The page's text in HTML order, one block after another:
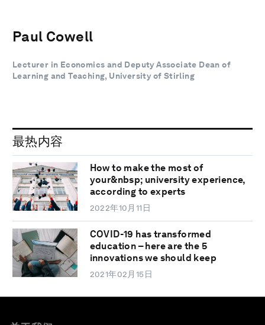
Paul Cowell
Lecturer in Economics and Deputy Associate Dean of
Learning and Teaching, University of Stirling
最热内容
How to make the most of
your&nbsp; university experience,
according to experts
2022年10月11日
COVID-19 has transformed
education – here are the 5
innovations we should keep
2021年02月15日